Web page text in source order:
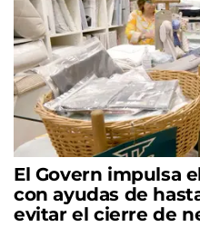
El Govern impulsa
con ayudas de
evitar el cierre de